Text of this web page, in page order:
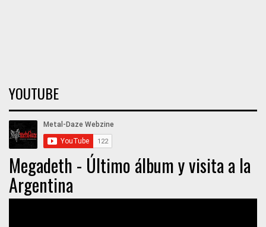
YOUTUBE
Megadeth - Último álbum y visita a la
Argentina